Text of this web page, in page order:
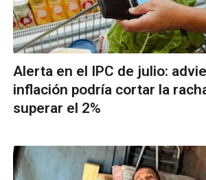
Alerta en el IPC de julio:
inflación podría cortar la
superar el 2%